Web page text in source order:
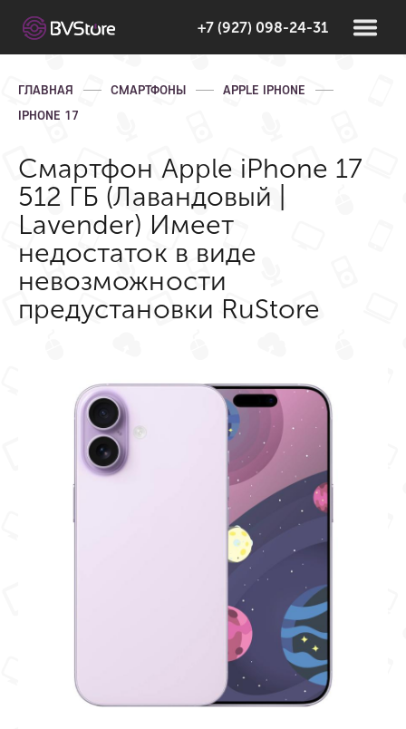
+7 (927) 098-24-31
ГЛАВНАЯ СМАРТФОНЫ
APPLE IPHONE
IPHONE 17
Смартфон Apple iPhone 17
512 ГБ (Лавандовый |
Lavender) Имеет
недостаток в виде
невозможности
предустановки RuStore